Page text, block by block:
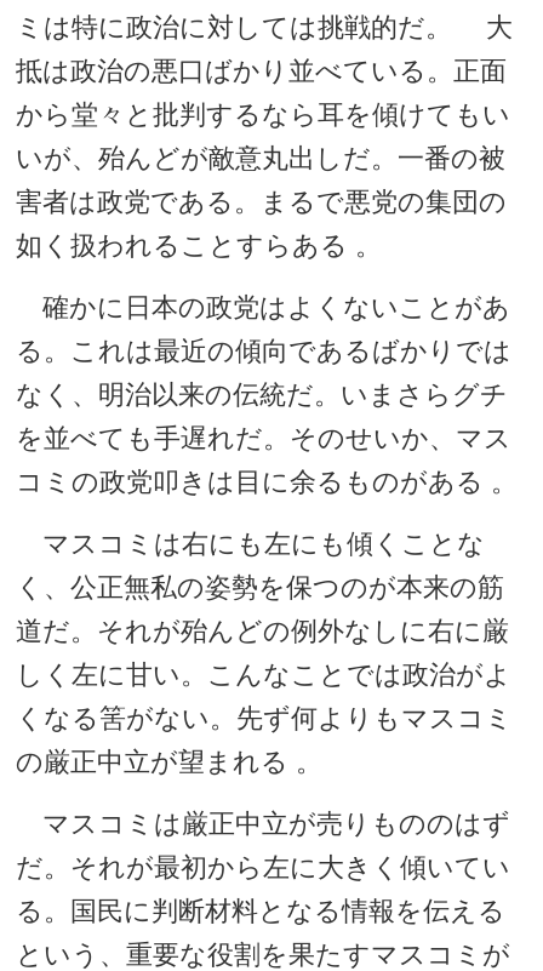
ミは特に政治に対しては挑戦的だ。 大
抵は政治の悪口ばかり並べている。正面
から堂々と批判するなら耳を傾けてもい
いが、殆んどが敵意丸出しだ。一番の被
害者は政党である。まるで悪党の集団の
如く扱われることすらある 。
確かに日本の政党はよくないことがあ
る。これは最近の傾向であるばかりでは
なく、明治以来の伝統だ。いまさらグチ
を並べても手遅れだ。そのせいか、マス
コミの政党叩きは目に余るものがある 。
マスコミは右にも左にも傾くことな
く、公正無私の姿勢を保つのが本来の筋
道だ。それが殆んどの例外なしに右に厳
しく左に甘い。こんなことでは政治がよ
くなる筈がない。先ず何よりもマスコミ
の厳正中立が望まれる 。
マスコミは厳正中立が売りもののはず
だ。それが最初から左に大きく傾いてい
る。国民に判断材料となる情報を伝える
という、重要な役割を果たすマスコミが